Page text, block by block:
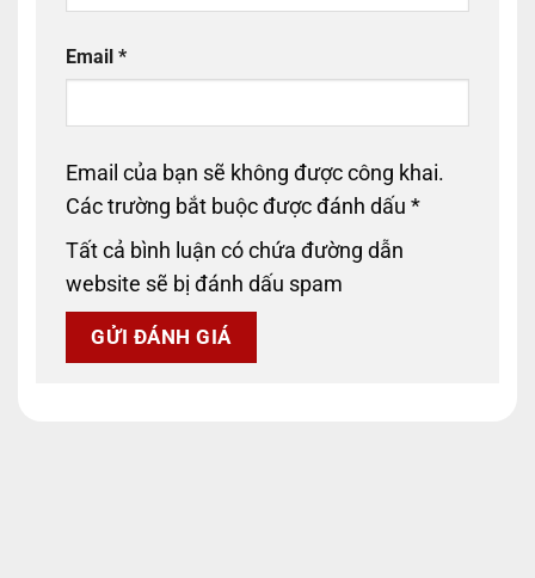
Email *
Email của bạn sẽ không được công khai.
Các trường bắt buộc được đánh dấu *
Tất cả bình luận có chứa đường dẫn
website sẽ bị đánh dấu spam